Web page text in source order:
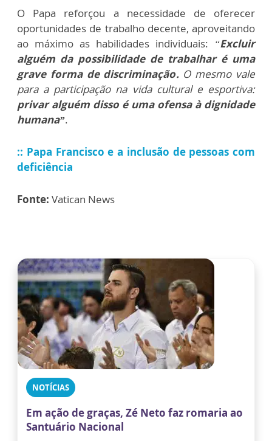
O Papa reforçou a necessidade de oferecer
oportunidades de trabalho decente, aproveitando
ao máximo as habilidades individuais: “Excluir
alguém da possibilidade de trabalhar é uma
grave forma de discriminação.O mesmo vale
para a participação na vida cultural e esportiva:
privar alguém disso é uma ofensa à dignidade
humana”.
:: Papa Francisco e a inclusão de pessoas com
deficiência
Fonte: Vatican News
NOTÍCIAS
Em ação de graças, Zé Neto faz romaria ao
Santuário Nacional